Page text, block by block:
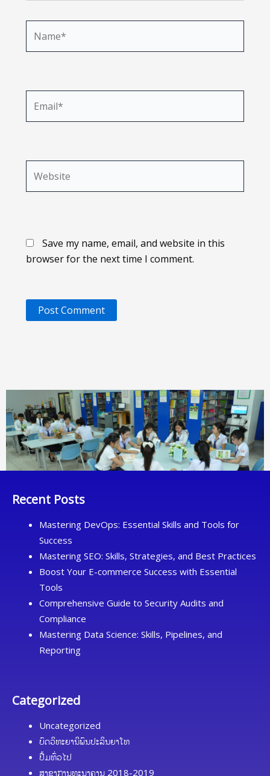
Save my name, email, and website in this
browser for the next time I comment.
Recent Posts
Mastering DevOps: Essential Skills and Tools for
Success
Mastering SEO: Skills, Strategies, and Best Practices
Boost Your E-commerce Success with Essential
Tools
Comprehensive Guide to Security Audits and
Compliance
Mastering Data Science: Skills, Pipelines, and
Reporting
Categorized
Uncategorized
ບົດວິທະຍານິພົນປະລິນຍາໂທ
ປື້ມທົ່ວໄປ
ສາຂາການທະນາຄານ 2018-2019